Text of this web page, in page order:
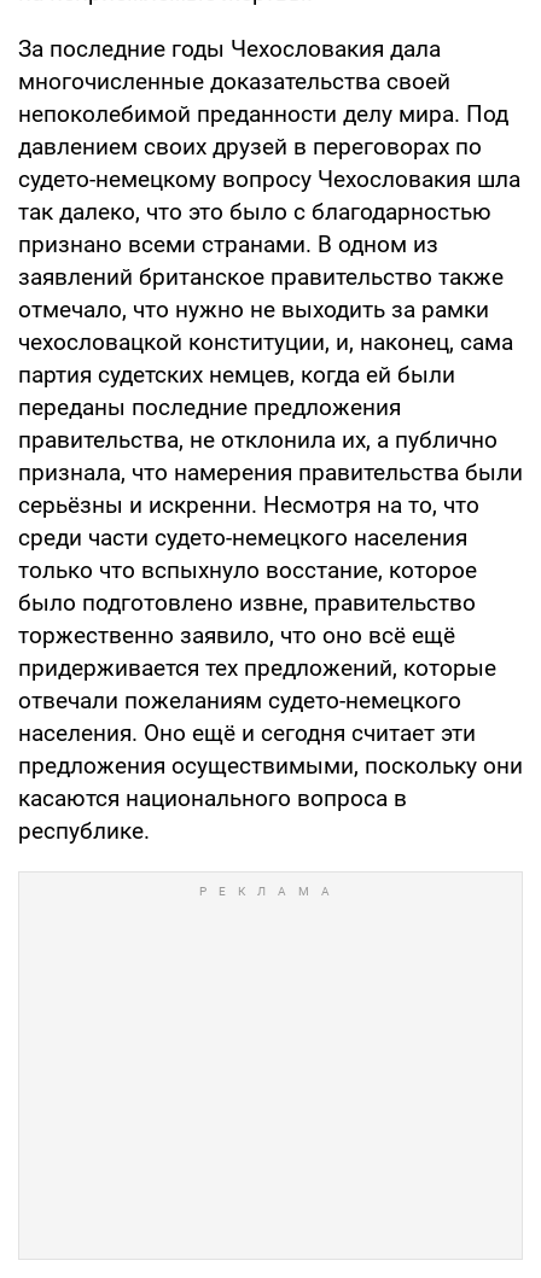
За последние годы Чехословакия дала
многочисленные доказательства своей
непоколебимой преданности делу мира. Под
давлением своих друзей в переговорах по
судето-немецкому вопросу Чехословакия шла
так далеко, что это было с благодарностью
признано всеми странами. В одном из
заявлений британское правительство также
отмечало, что нужно не выходить за рамки
чехословацкой конституции, и, наконец, сама
партия судетских немцев, когда ей были
переданы последние предложения
правительства, не отклонила их, а публично
признала, что намерения правительства были
серьёзны и искренни. Несмотря на то, что
среди части судето-немецкого населения
только что вспыхнуло восстание, которое
было подготовлено извне, правительство
торжественно заявило, что оно всё ещё
придерживается тех предложений, которые
отвечали пожеланиям судето-немецкого
населения. Оно ещё и сегодня считает эти
предложения осуществимыми, поскольку они
касаются национального вопроса в
республике.